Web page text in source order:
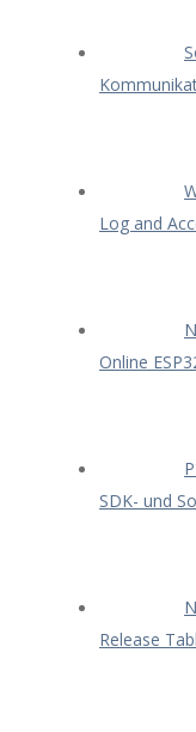
Log and
Online
SDK- und
Release